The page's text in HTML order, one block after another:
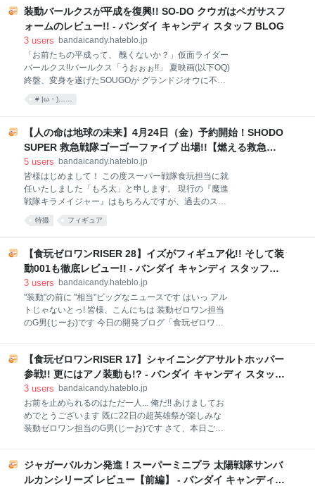
のもと歴代戦隊ロボを商品化し続けており、その先祖
※と言えるレオパルドンはいつか挑戦したい、いやし
なければ
ｾﾞﾛﾜﾝｾﾞﾛﾜﾝ♪ 広大なアーカイブにアクセスした皆様、
こんにちは 装動ゼロワン担当のG男(じーお)です 本日
の 「ライダー食玩開発ブログ」は 「装動 ゼロワン AI
08」にまさかの登場 ヒューマギア のサンプルレビュ
ーです では、早速ポージング写真を見てみましょう 4
月初旬、或人のアツイ復活劇が印象的だった 第30話
A「新しくできたタピオカ屋さん、もう行った？」 女
でおいしいから行っ
装動バールクスが平成を復興!! SO-DO クウガはペガサスフ
ォームのレビュー!! - バンダイ キャンディ スタッフ BLOG
3 users bandaicandy.hateblo.jp
「お前たちの平成って、 醜くないか？」仮面ライダー
バールクス!!バールクス「うおぉぉ!!」 夏映画(以下OQ)
終盤、変身を遂げたSOUGOが グランドジオウに不意
ﾑ!!／ ＼ﾌｧｲｽﾞ!!／＼ﾄﾞﾗｲﾌﾞ!!／ 歴代ライダーを召喚する
りで瞬殺... 更なる召喚ライダー達も...オプションパー
ツの長剣で瞬殺!! ソウゴ「平成ライダーの力が通じな
い...」 SOUGO「平成ライダー自体に意味が無いから
いメタ要素を含みつつも、 一度聞くだけで頭に残る平
易な文であるため、 「ライダートークでの高い汎用
性」という中毒性をはらみつつ、 この5、6行自体にも
意味が無いからという示唆も与えてくれます 劇中、終
# |ω・)……
【人の命は地球の未来】4月24日（金）予約開始！SHODO
SUPER 救急戦隊ゴーゴーファイブ 出場!!【燃える救急
魂】 - バンダイ キャンディ スタッフ BLOG
5 users bandaicandy.hateblo.jp
皆様はじめまして！ この度スーパー戦隊食玩担当に就
任いたしました「もろ太」と申します。 現行の『魔進
戦隊キラメイジャー』はもちろんですが、過去のスー
パー戦隊の食玩に関しても皆様に商品をより楽しんで
いただけるような情報をお伝えしていきますので、何
4/24(金)よりプレミアムバンダイにて予約開始とな
る、SHODO SUPERの新作をご紹介します！ 先日の
ライナーボーイの記事をご覧になった方は既にお気づ
隊です!! 人の命は地球の未来‼︎燃える救急魂‼︎ 救急戦隊!!
ゴー！ゴー！ファイブ!!!!! 出場ッッ!!!!!!!!! と言うこと
で、『救急戦隊ゴーゴーファイブ』です！ 前作の
にパワーアップして、次こそ王道の5人戦隊を…！と
いう事で、以前から温め
特撮 フィギュア
【食玩ゼロワンRISER 28】イズがフィギュア化!! そして装
動001も徹底レビュー!! - バンダイ キャンディ スタッフ
BLOG
3 users bandaicandy.hateblo.jp
"装動"の前に "相当"ビッグなニュースです はいっ アル
トじゃないとっ! 皆様、こんにちは 装動ゼロワン担当
のG男(じーお)です 今日の開発ブログ「食玩ゼロワン
イズ としてイズを全世界最速で公式フィギュア化!! さ
て、MiMiCHeRi(ミミシェリィ)とは... ということで、
バンダイキャンディ事業部の 「可愛い＆愛しい」 デフ
ォルメフィギュアシリーズなのですが、 今回、仮面ラ
イダーのキャラに初進出です!! こんなイズの魅力を 愛
しいポイントとしてご紹介!! では早速... 愛しいポイン
直後の 自己紹介シーンが脳内再生されます 私の目には
背景の赤い自転車、 観覧車すらも
【食玩ゼロワンRISER 17】シャイニングアサルトホッパー
参戦!! 更にはアノ装動も!? - バンダイ キャンディ スタッフ
BLOG
3 users bandaicandy.hateblo.jp
お前を止められるのはただ一人... 俺だ!! あけましてお
めでとうございます 既に22日の超英雄祭が楽しみな
装動ゼロワン担当のG男(じーお)です さて、本日ご紹
売「AI 04」に収録!! それでは早速、デザインチェッ
ク!! 赤、青、黄が織り交ぜられたデザイン 大部分は塗
ジャガーバルカン発進！スーパーミニプラ 太陽戦隊サンバ
ルカンシリーズ レビュー【前編】 - バンダイ キャンディ